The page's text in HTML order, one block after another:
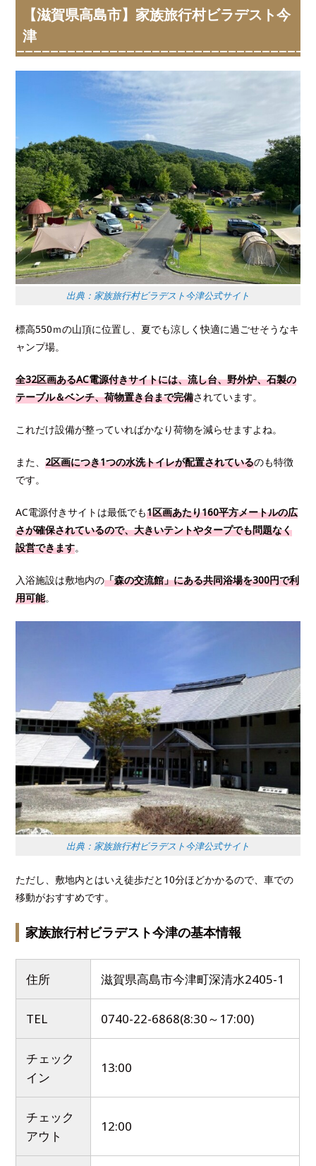
【滋賀県高島市】家族旅行村ビラデスト今
津
出典：家族旅行村ビラデスト今津公式サイト
標高550ｍの山頂に位置し、夏でも涼しく快適に過ごせそうなキ
ャンプ場。
全32区画あるAC電源付きサイトには、流し台、野外炉、石製の
テーブル＆ベンチ、荷物置き台まで完備されています。
これだけ設備が整っていればかなり荷物を減らせますよね。
また、2区画につき1つの水洗トイレが配置されているのも特徴
です。
AC電源付きサイトは最低でも1区画あたり160平方メートルの広
さが確保されているので、大きいテントやタープでも問題なく
設営できます。
入浴施設は敷地内の「森の交流館」にある共同浴場を300円で利
用可能。
出典：家族旅行村ビラデスト今津公式サイト
ただし、敷地内とはいえ徒歩だと10分ほどかかるので、車での
移動がおすすめです。
家族旅行村ビラデスト今津の基本情報
住所 滋賀県高島市今津町深清水2405-1
TEL 0740-22-6868(8:30～17:00)
チェック
イン
13:00
チェック
アウト
12:00